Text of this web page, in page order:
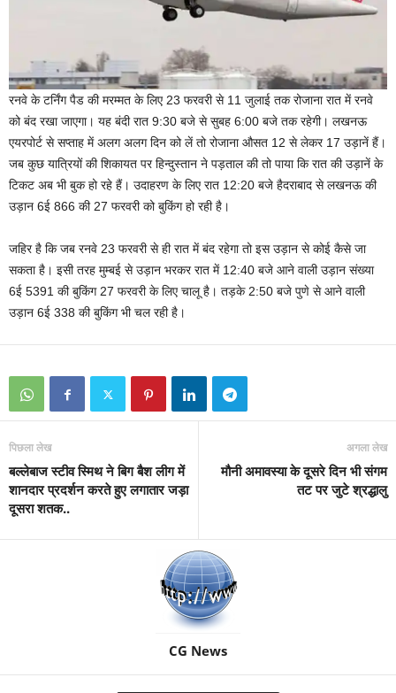
रनवे के टर्निंग पैड की मरम्मत के लिए 23 फरवरी से 11 जुलाई तक रोजाना रात में रनवे
को बंद रखा जाएगा। यह बंदी रात 9:30 बजे से सुबह 6:00 बजे तक रहेगी। लखनऊ
एयरपोर्ट से सप्ताह में अलग अलग दिन को लें तो रोजाना औसत 12 से लेकर 17 उड़ानें हैं।
जब कुछ यात्रियों की शिकायत पर हिन्दुस्तान ने पड़ताल की तो पाया कि रात की उड़ानें के
टिकट अब भी बुक हो रहे हैं। उदाहरण के लिए रात 12:20 बजे हैदराबाद से लखनऊ की
उड़ान 6ई 866 की 27 फरवरी को बुकिंग हो रही है।
जहिर है कि जब रनवे 23 फरवरी से ही रात में बंद रहेगा तो इस उड़ान से कोई कैसे जा
सकता है। इसी तरह मुम्बई से उड़ान भरकर रात में 12:40 बजे आने वाली उड़ान संख्या
6ई 5391 की बुकिंग 27 फरवरी के लिए चालू है। तड़के 2:50 बजे पुणे से आने वाली
उड़ान 6ई 338 की बुकिंग भी चल रही है।
पिछला लेख
बल्‍लेबाज स्‍टीव स्मिथ ने बिग बैश लीग में
शानदार प्रदर्शन करते हुए लगातार जड़ा
दूसरा शतक..
अगला लेख
मौनी अमावस्या के दूसरे दिन भी संगम
तट पर जुटे श्रद्धालु
CG News